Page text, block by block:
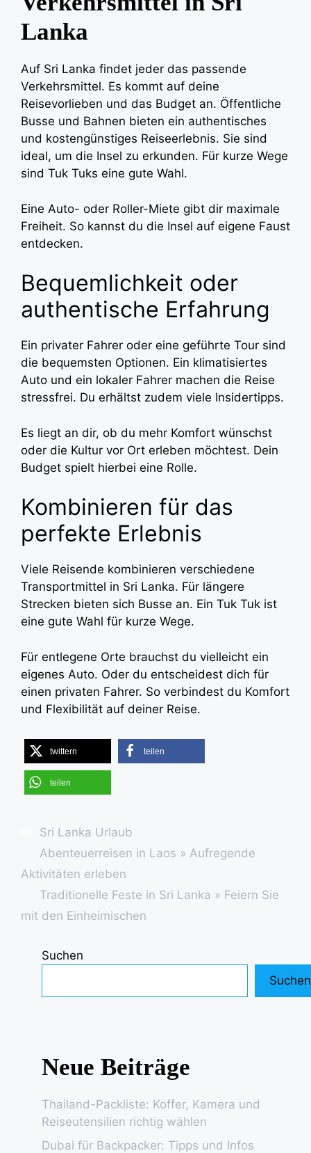
Lanka
Auf Sri Lanka findet jeder das passende
Verkehrsmittel. Es kommt auf deine
Reisevorlieben und das Budget an. Öffentliche
Busse und Bahnen bieten ein authentisches
und kostengünstiges Reiseerlebnis. Sie sind
ideal, um die Insel zu erkunden. Für kurze Wege
sind Tuk Tuks eine gute Wahl.
Eine Auto- oder Roller-Miete gibt dir maximale
Freiheit. So kannst du die Insel auf eigene Faust
entdecken.
Bequemlichkeit oder
authentische Erfahrung
Ein privater Fahrer oder eine geführte Tour sind
die bequemsten Optionen. Ein klimatisiertes
Auto und ein lokaler Fahrer machen die Reise
stressfrei. Du erhältst zudem viele Insidertipps.
Es liegt an dir, ob du mehr Komfort wünschst
oder die Kultur vor Ort erleben möchtest. Dein
Budget spielt hierbei eine Rolle.
Kombinieren für das
perfekte Erlebnis
Viele Reisende kombinieren verschiedene
Transportmittel in Sri Lanka. Für längere
Strecken bieten sich Busse an. Ein Tuk Tuk ist
eine gute Wahl für kurze Wege.
Für entlegene Orte brauchst du vielleicht ein
eigenes Auto. Oder du entscheidest dich für
einen privaten Fahrer. So verbindest du Komfort
und Flexibilität auf deiner Reise.
twittern teilen
teilen
Kategorien
Sri Lanka Urlaub
Abenteuerreisen in Laos » Aufregende
Aktivitäten erleben
Traditionelle Feste in Sri Lanka » Feiern Sie
mit den Einheimischen
Suchen
Suchen
Neue Beiträge
Thailand-Packliste: Koffer, Kamera und
Reiseutensilien richtig wählen
Dubai für Backpacker: Tipps und Infos